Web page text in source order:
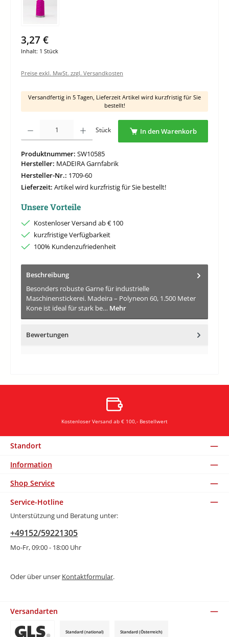
3,27 €
Inhalt: 1 Stück
Preise exkl. MwSt. zzgl. Versandkosten
Versandfertig in 5 Tagen, Lieferzeit Artikel wird kurzfristig für Sie
bestellt!
Produkt Anzahl: Gib den gewünschten Wert ein oder benutze die Schaltflächen um
Stück In den Warenkorb
Produktnummer: SW10585
Hersteller: MADEIRA Garnfabrik
Hersteller-Nr.: 1709-60
Lieferzeit: Artikel wird kurzfristig für Sie bestellt!
Unsere Vorteile
Kostenloser Versand ab € 100
kurzfristige Verfügbarkeit
100% Kundenzufriedenheit
Beschreibung
Besonders robuste Garne für industrielle
Maschinenstickerei. Madeira – Polyneon 60, 1.500 Meter
Kone ist ideal für stark be… Mehr
Bewertungen
Kostenloser Versand ab € 100,- Bestellwert
Standort
Information
Shop Service
Service-Hotline
Unterstützung und Beratung unter:
+49152/59221305
Mo-Fr, 09:00 - 18:00 Uhr
Oder über unser Kontaktformular.
Versandarten
Standard (national) Standard (Österreich)